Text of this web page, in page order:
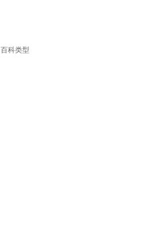
百科类型